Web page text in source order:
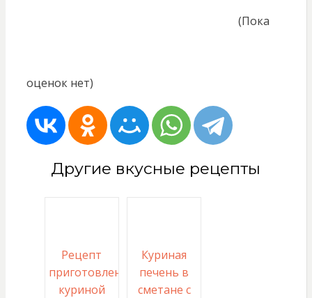
(Пока
оценок нет)
Другие вкусные рецепты
Рецепт
приготовления
куриной
Куриная
печень в
сметане с